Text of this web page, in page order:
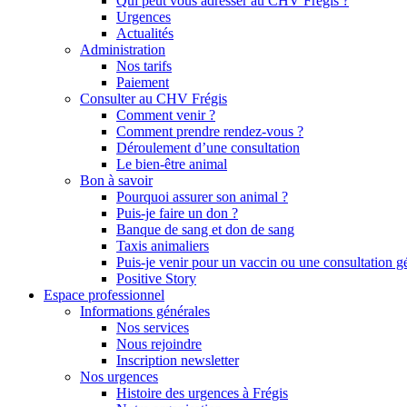
Urgences
Actualités
Administration
Nos tarifs
Paiement
Consulter au CHV Frégis
Comment venir ?
Comment prendre rendez-vous ?
Déroulement d’une consultation
Le bien-être animal
Bon à savoir
Pourquoi assurer son animal ?
Puis-je faire un don ?
Banque de sang et don de sang
Taxis animaliers
Puis-je venir pour un vaccin ou une consultation
Positive Story
Espace professionnel
Informations générales
Nos services
Nous rejoindre
Inscription newsletter
Nos urgences
Histoire des urgences à Frégis